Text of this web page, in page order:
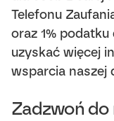
Telefonu
oraz 1%
uzyskać więcej
wsparcia naszej
Zadzwoń do